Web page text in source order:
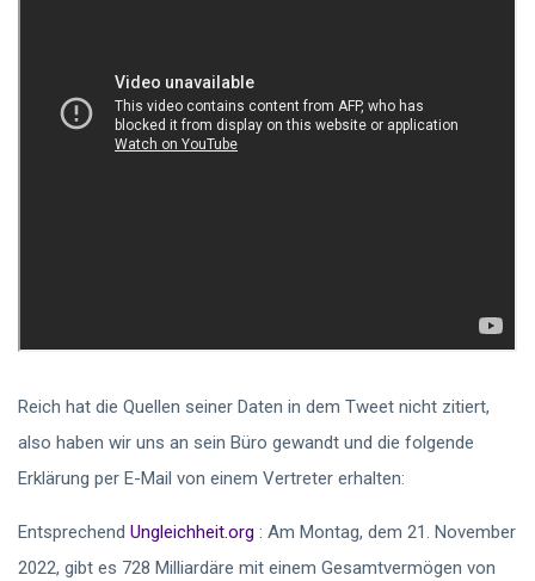
Reich hat die Quellen seiner Daten in dem Tweet nicht zitiert,
also haben wir uns an sein Büro gewandt und die folgende
Erklärung per E-Mail von einem Vertreter erhalten:
Entsprechend Ungleichheit.org : Am Montag, dem 21. November
2022, gibt es 728 Milliardäre mit einem Gesamtvermögen von